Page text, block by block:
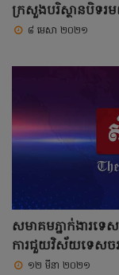
ក្រសួងបរិស្ថានបិទ
៨ មេសា ២០២១
សមាគមភ្នាក់ងារទេ
ការជួយវិស័យទេស
១២ មីនា ២០២១